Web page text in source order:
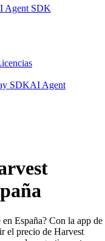
Agent SDK
SDKAI Agent
España? Con la app de
el precio de Harvest